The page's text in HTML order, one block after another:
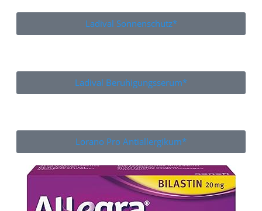
Ladival Sonnenschutz*
Ladival Beruhigungsserum*
Lorano Pro Antiallergikum*